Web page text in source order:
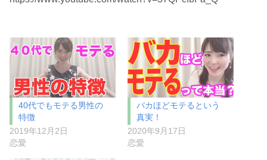
40代でもモテる男性の
特徴
2019年12月2日
恋愛
バカほどモテるという
真実！
2020年9月17日
恋愛